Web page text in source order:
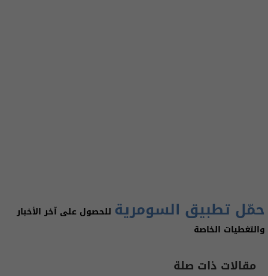
حمّل تطبيق السومرية للحصول على آخر الأخبار
والتغطيات الخاصة
مقالات ذات صلة